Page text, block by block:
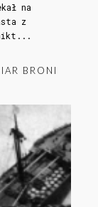
na
z
nikt...
BRONI